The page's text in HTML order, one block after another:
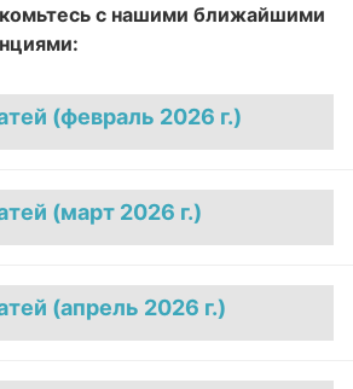
с нашими ближайшими
(февраль 2026 г.)
(март 2026 г.)
(апрель 2026 г.)